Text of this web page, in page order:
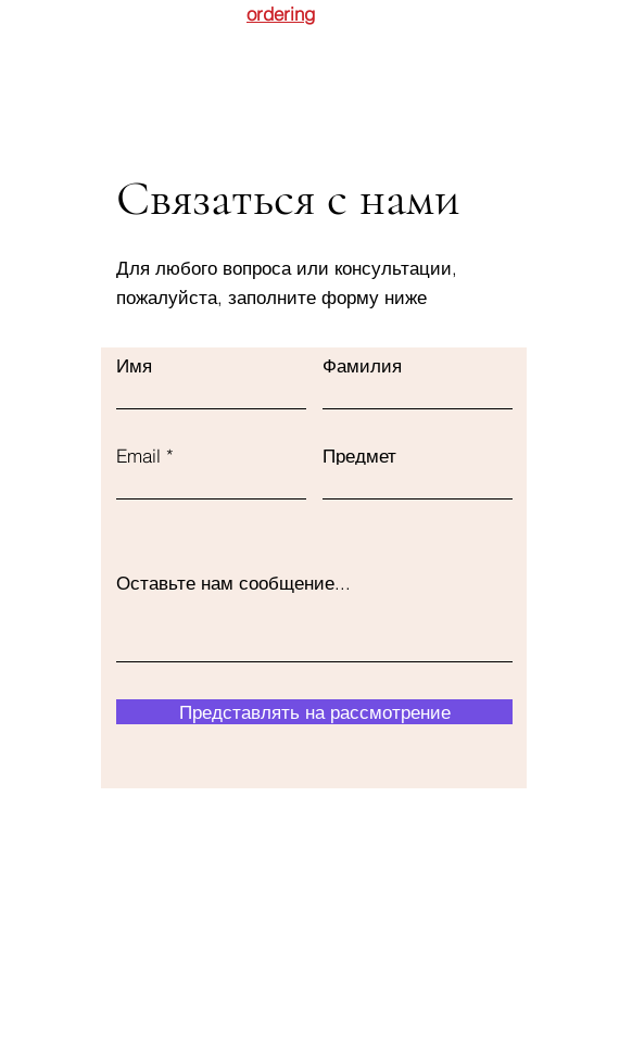
ordering
Связаться с нами
Для любого вопроса или консультации,
пожалуйста, заполните форму ниже
Имя Фамилия
Email Предмет
Оставьте нам сообщение...
Представлять на рассмотрение